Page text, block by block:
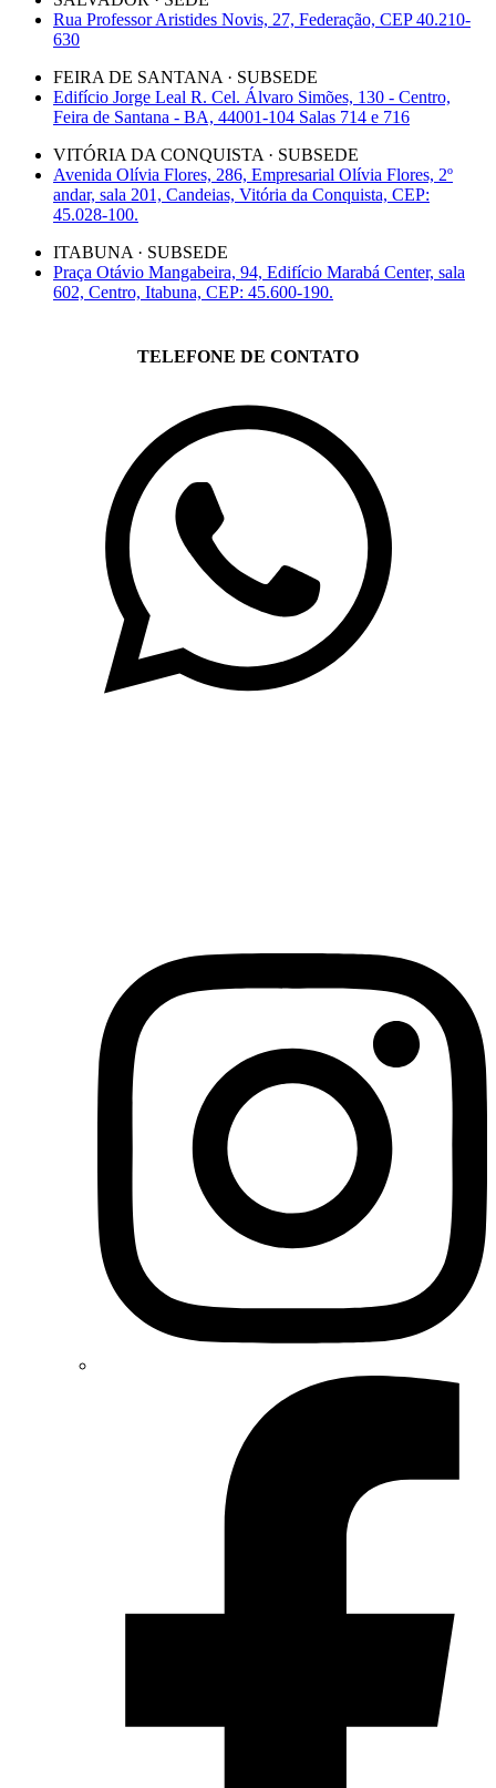
Rua Professor Aristides Novis, 27, Federação, CEP 40.210-
630
FEIRA DE SANTANA · SUBSEDE
Edifício Jorge Leal R. Cel. Álvaro Simões, 130 - Centro,
Feira de Santana - BA, 44001-104 Salas 714 e 716
VITÓRIA DA CONQUISTA · SUBSEDE
Avenida Olívia Flores, 286, Empresarial Olívia Flores, 2º
andar, sala 201, Candeias, Vitória da Conquista, CEP:
45.028-100.
ITABUNA · SUBSEDE
Praça Otávio Mangabeira, 94, Edifício Marabá Center, sala
602, Centro, Itabuna, CEP: 45.600-190.
TELEFONE DE CONTATO